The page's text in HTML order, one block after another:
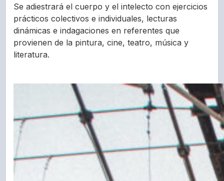
Se adiestrará el cuerpo y el intelecto con ejercicios
prácticos colectivos e individuales, lecturas
dinámicas e indagaciones en referentes que
provienen de la pintura, cine, teatro, música y
literatura.